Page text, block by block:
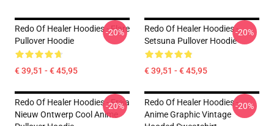
Redo Of Healer Hoodies - Flare
Pullover Hoodie
€ 39,51 - € 45,95
-20%
Redo Of Healer Hoodies -
Setsuna Pullover Hoodie
€ 39,51 - € 45,95
-20%
Redo Of Healer Hoodies - Freia
Nieuw Ontwerp Cool Anime
-20%
Redo Of Healer Hoodies -
Anime Graphic Vintage
-20%